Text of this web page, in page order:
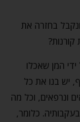
בחזרה את
המן שאכלו
שנים. ובנוסף, יש בנו את כל
ונרפאים, וכל מה
כלומר,